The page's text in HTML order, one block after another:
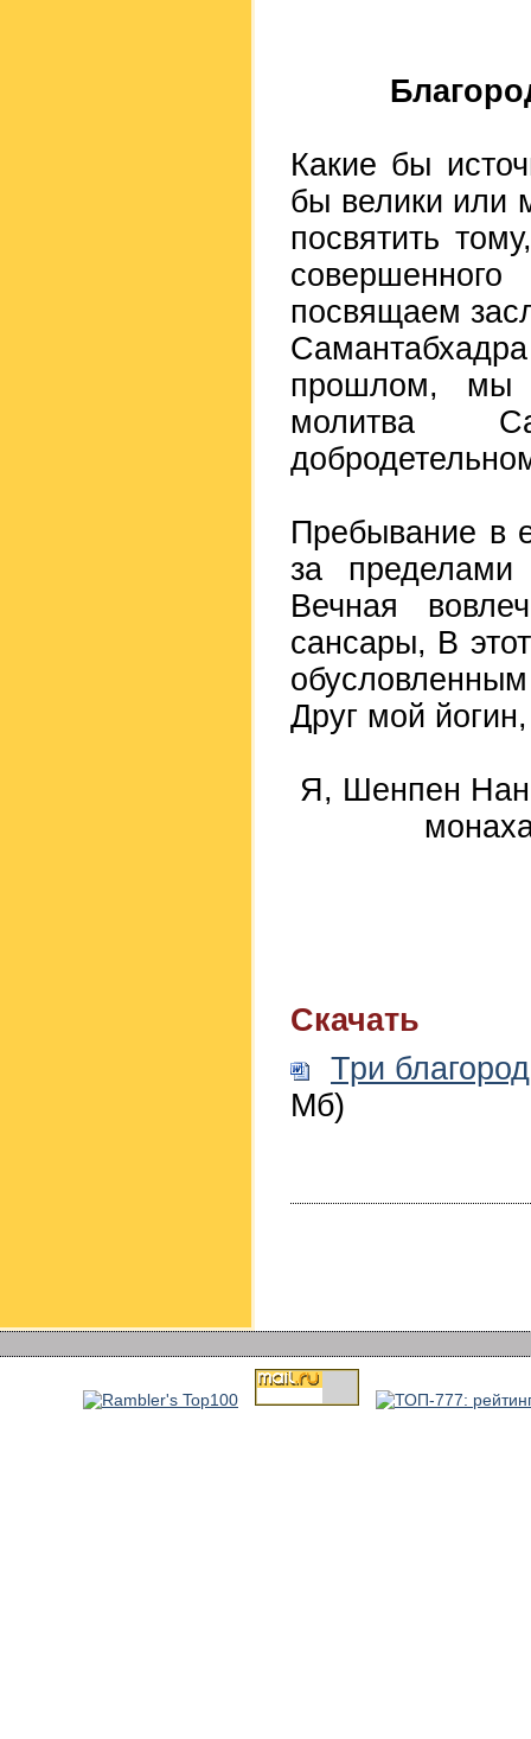
Какие бы
бы велики или
посвятить
посвящаем
прошлом, мы
молитва
Пребывание в
за
Вечная
сансары, В
Друг мой
Я, Шенпен
Скачать
Три
Мб)